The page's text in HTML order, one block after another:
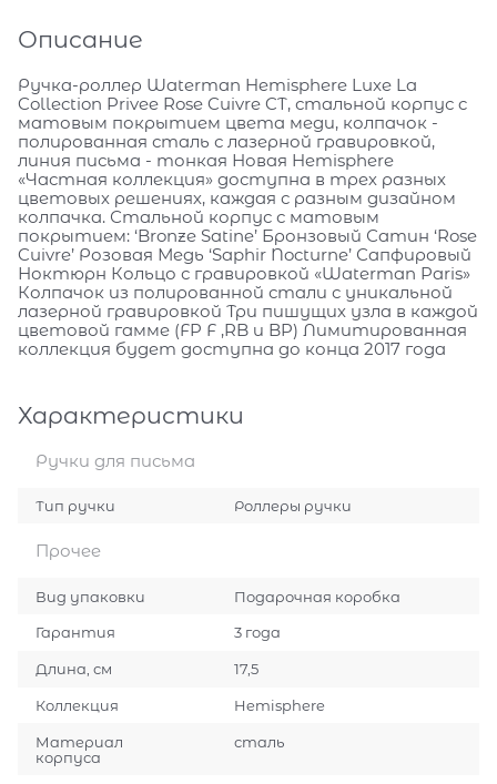
Описание
Ручка-роллер Waterman Hemisphere Luxe La
Collection Privee Rose Cuivre CT, стальной корпус c
матовым покрытием цвета меди, колпачок -
полированная сталь с лазерной гравировкой,
линия письма - тонкая Новая Hemisphere
«Частная коллекция» доступна в трех разных
цветовых решениях, каждая с разным дизайном
колпачка. Стальной корпус с матовым
покрытием: ‘Bronze Satine’ Бронзовый Сатин ‘Rose
Cuivre’ Розовая Медь ‘Saphir Nocturne’ Сапфировый
Ноктюрн Кольцо с гравировкой «Waterman Paris»
Колпачок из полированной стали с уникальной
лазерной гравировкой Три пишущих узла в каждой
цветовой гамме (FP F ,RB и BP) Лимитированная
коллекция будет доступна до конца 2017 года
Характеристики
Ручки для письма
Тип ручки Роллеры ручки
Прочее
Вид упаковки Подарочная коробка
Гарантия 3 года
Длина, см 17,5
Коллекция Hemisphere
Материал
корпуса
сталь